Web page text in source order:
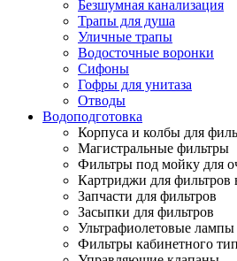
Безшумная канализация
Трапы для душа
Уличные трапы
Водосточные воронки
Сифоны
Гофры для унитаза
Отводы
Водоподготовка
Корпуса и колбы для
Магистральные фильтры
Фильтры под мойку для
Картриджи для фильтров
Запчасти для фильтров
Засыпки для фильтров
Ультрафиолетовые лампы
Фильтры кабинетного